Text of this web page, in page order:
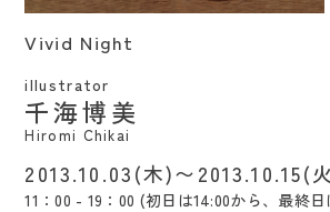
Vivid Night
illustrator
千海博美
Hiromi Chikai
2013.10.03(木)〜2013.10.15(
11：00 - 19：00 (初日は14:00から、最終日